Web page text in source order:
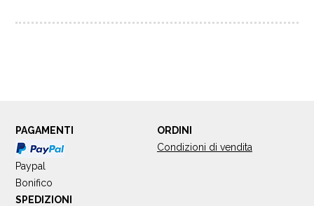
PAGAMENTI
Paypal
Bonifico
ORDINI
Condizioni di vendita
SPEDIZIONI